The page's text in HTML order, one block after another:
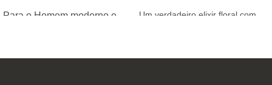
Para o Homem moderno e
inovar sempre, provocando
Um verdadeiro elixir floral com